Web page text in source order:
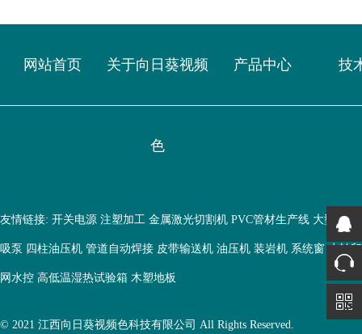
网站首页 关于向日葵视频
色
产品中心 技
友情链接: 开关电源 注塑加工 金属激光切割机 PVC管材生产线 大型鱼缸
吸泵 四柱油压机 管道自动焊接 皮带输送机 油压机 装岩机 系统窗 水转
网水控 高低温湿热试验箱 木塑地板
© 2021 江西向日葵视频色科技有限公司 All Rights Reserved.